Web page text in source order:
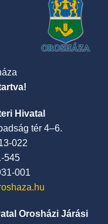
Hivatal
tér 4–6.
022
545
001
Orosházi Járási